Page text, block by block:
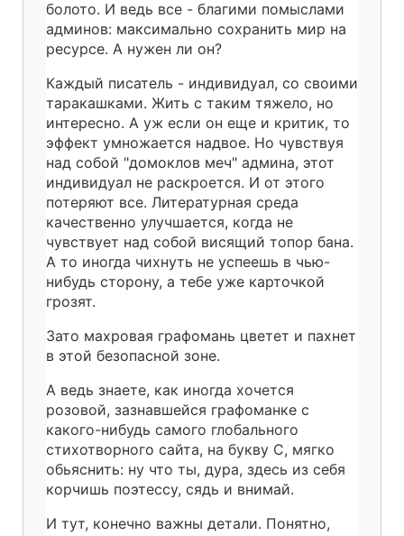
болото. И ведь все - благими помыслами
админов: максимально сохранить мир на
ресурсе. А нужен ли он?
Каждый писатель - индивидуал, со своими
таракашками. Жить с таким тяжело, но
интересно. А уж если он еще и критик, то
эффект умножается надвое. Но чувствуя
над собой "домоклов меч" админа, этот
индивидуал не раскроется. И от этого
потеряют все. Литературная среда
качественно улучшается, когда не
чувствует над собой висящий топор бана.
А то иногда чихнуть не успеешь в чью-
нибудь сторону, а тебе уже карточкой
грозят.
Зато махровая графомань цветет и пахнет
в этой безопасной зоне.
А ведь знаете, как иногда хочется
розовой, зазнавшейся графоманке с
какого-нибудь самого глобального
стихотворного сайта, на букву С, мягко
обьяснить: ну что ты, дура, здесь из себя
корчишь поэтессу, сядь и внимай.
И тут, конечно важны детали. Понятно,